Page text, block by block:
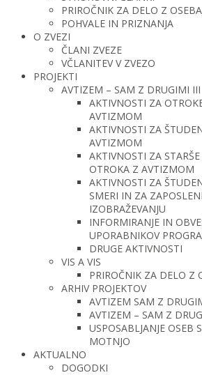
PRIROČNIK ZA DELO Z
POHVALE IN PRIZNANJA
O ZVEZI
ČLANI ZVEZE
VČLANITEV V ZVEZO
PROJEKTI
AVTIZEM – SAM Z DRUGIMI III
AKTIVNOSTI ZA
AVTIZMOM
AKTIVNOSTI ZA
AVTIZMOM
AKTIVNOSTI ZA
OTROKA Z AVTIZMOM
AKTIVNOSTI ZA
SMERI IN ZA
IZOBRAŽEVANJU
INFORMIRANJE IN
UPORABNIKOV
DRUGE AKTIVNOSTI
VIS A VIS
PRIROČNIK ZA DELO Z
ARHIV PROJEKTOV
AVTIZEM SAM Z
AVTIZEM – SAM Z
USPOSABLJANJE OSEB
MOTNJO
AKTUALNO
DOGODKI